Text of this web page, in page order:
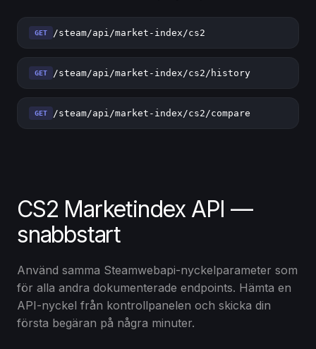
GET /steam/api/market-index/cs2
GET /steam/api/market-index/cs2/history
GET /steam/api/market-index/cs2/compare
CS2 Marketindex API —
snabbstart
Använd samma Steamwebapi-nyckelparameter som
för alla andra dokumenterade endpoints. Hämta en
API-nyckel från kontrollpanelen och skicka din
första begäran på några minuter.